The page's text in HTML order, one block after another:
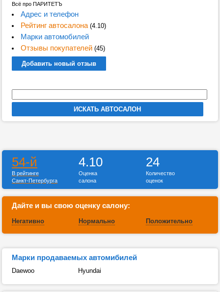
Всё про ПАРИТЕТЪ
Адрес и телефон
Рейтинг автосалона(4.10)
Марки автомобилей
Отзывы покупателей(45)
Добавить новый отзыв
54-й
В рейтинге
Санкт-Петербурга
4.10
Оценка
салона
24
Количество
оценок
Дайте и вы свою оценку салону:
Негативно Нормально Положительно
Марки продаваемых автомибилей
Daewoo Hyundai